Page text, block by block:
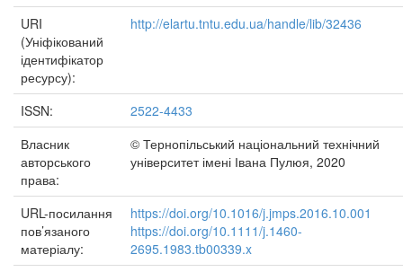
URI
(Уніфікований
ідентифікатор
ресурсу):
http://elartu.tntu.edu.ua/handle/lib/32436
ISSN:
2522-4433
Власник
авторського
права:
© Тернопільський національний технічний
університет імені Івана Пулюя, 2020
URL-посилання
пов’язаного
матеріалу:
https://doi.org/10.1016/j.jmps.2016.10.001
https://doi.org/10.1111/j.1460-
2695.1983.tb00339.x